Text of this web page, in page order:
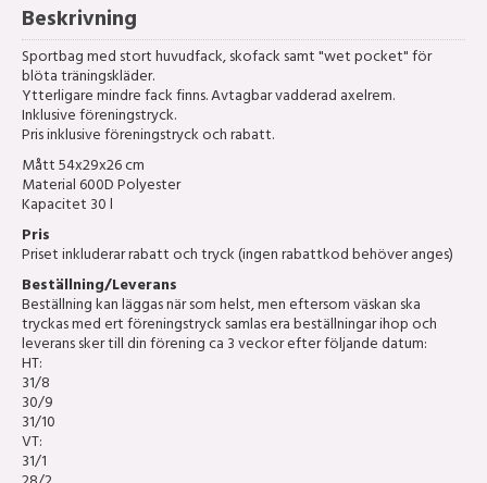
Beskrivning
Sportbag med stort huvudfack, skofack samt "wet pocket" för
blöta träningskläder.
Ytterligare mindre fack finns. Avtagbar vadderad axelrem.
Inklusive föreningstryck.
Pris inklusive föreningstryck och rabatt.
Mått 54x29x26 cm
Material 600D Polyester
Kapacitet 30 l
Pris
Priset inkluderar rabatt och tryck (ingen rabattkod behöver anges)
Beställning/Leverans
Beställning kan läggas när som helst, men eftersom väskan ska
tryckas med ert föreningstryck samlas era beställningar ihop och
leverans sker till din förening ca 3 veckor efter följande datum:
HT:
31/8
30/9
31/10
VT:
31/1